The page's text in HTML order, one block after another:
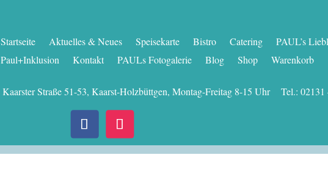
Startseite Aktuelles & Neues Speisekarte Bistro Catering PAUL’s
Paul+Inklusion
Kontakt PAULs Fotogalerie Blog Shop Warenkorb
Kaarster Straße 51-53, Kaarst-Holzbüttgen, Montag-Freitag 8-15 Uhr Tel.: